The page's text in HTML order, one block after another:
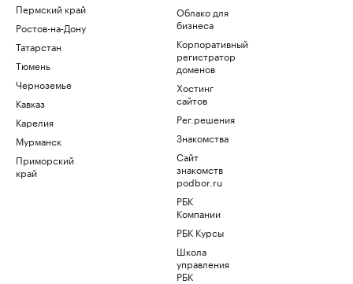
Пермский край
Ростов-на-Дону
Татарстан
Тюмень
Черноземье
Кавказ
Карелия
Мурманск
Приморский
край
Облако для
бизнеса
Корпоративный
регистратор
доменов
Хостинг
сайтов
Рег.решения
Знакомства
Сайт
знакомств
podbor.ru
РБК
Компании
РБК Курсы
Школа
управления
РБК